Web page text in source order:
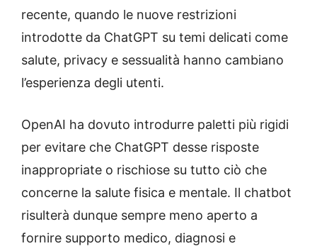
recente, quando le nuove restrizioni
introdotte da ChatGPT su temi delicati come
salute, privacy e sessualità hanno cambiano
l’esperienza degli utenti.
OpenAI ha dovuto introdurre paletti più rigidi
per evitare che ChatGPT desse risposte
inappropriate o rischiose su tutto ciò che
concerne la salute fisica e mentale. Il chatbot
risulterà dunque sempre meno aperto a
fornire supporto medico, diagnosi e